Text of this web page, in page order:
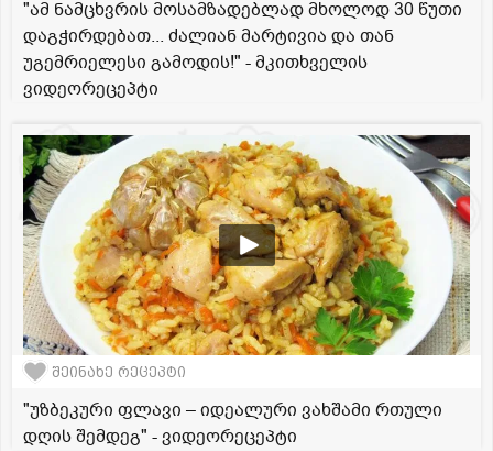
"ამ ნამცხვრის მოსამზადებლად მხოლოდ 30 წუთი
დაგჭირდებათ... ძალიან მარტივია და თან
უგემრიელესი გამოდის!" - მკითხველის
ვიდეორეცეპტი
შეინახე რეცეპტი
"უზბეკური ფლავი – იდეალური ვახშამი რთული
დღის შემდეგ" - ვიდეორეცეპტი